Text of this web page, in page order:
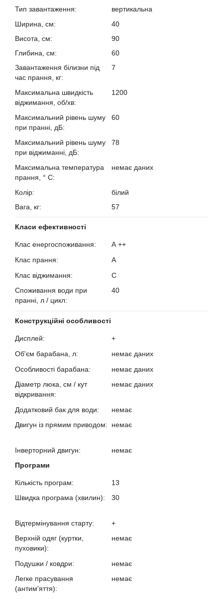
Тип завантаження:
вертикальна
Ширина, см:
40
Висота, см:
90
Глибина, см:
60
Завантаження білизни під
час прання, кг:
7
Максимальна швидкість
віджимання, об/хв:
1200
Максимальний рівень шуму
при пранні, дБ:
60
Максимальний рівень шуму
при віджиманні, дБ:
78
Максимальна температура
прання, ° C:
немає даних
Колір:
білий
Вага, кг:
57
Класи ефективності
Клас енергоспоживання:
А ++
Клас прання:
А
Клас віджимання:
C
Споживання води при
пранні, л / цикл:
40
Конструкційні особливості
Дисплей:
+
Об'єм барабана, л:
немає даних
Особливості барабана:
немає даних
Діаметр люка, см / кут
відкривання:
немає даних
Додатковий бак для води:
немає
Двигун із прямим приводом:
немає
Інверторний двигун:
немає
Програми
Кількість програм:
13
Швидка програма (хвилин):
30
Відтермінування старту:
+
Верхній одяг (куртки,
пуховики):
немає
Подушки / ковдри:
немає
Легке прасування
(антим'яття):
немає